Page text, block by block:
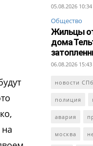
05.08.2026 10:34
Общество
Жильцы
дома
06.08.2026 15:43
новости СПб
полиция
авария
москва